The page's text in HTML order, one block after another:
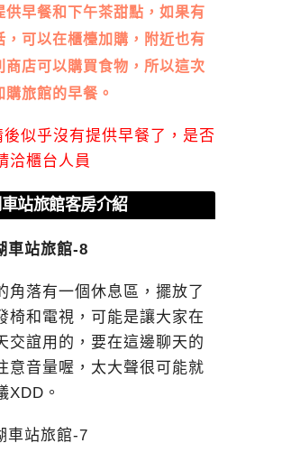
供早餐和下午茶甜點，如果有
，可以在櫃檯加購，附近也有
商店可以購買食物，所以這次
購旅館的早餐。
後似乎沒有提供早餐了，是否
洽櫃台人員
站旅館客房介紹
角落有一個休息區，擺放了
椅和電視，可能是讓大家在
交誼用的，要在這邊聊天的
意音量喔，太大聲很可能就
XDD。